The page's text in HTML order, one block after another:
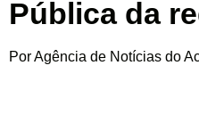
Pública da
PorAgência de Notícias do